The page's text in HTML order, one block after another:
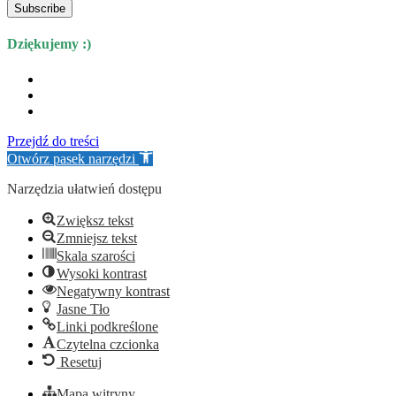
Subscribe
Dziękujemy :)
Przejdź do treści
Otwórz pasek narzędzi
Narzędzia ułatwień dostępu
Zwiększ tekst
Zmniejsz tekst
Skala szarości
Wysoki kontrast
Negatywny kontrast
Jasne Tło
Linki podkreślone
Czytelna czcionka
Resetuj